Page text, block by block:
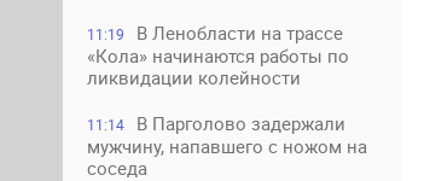
11:19
В Ленобласти на трассе
«Кола» начинаются работы по
ликвидации колейности
11:14
В Парголово задержали
мужчину, напавшего с ножом на
соседа